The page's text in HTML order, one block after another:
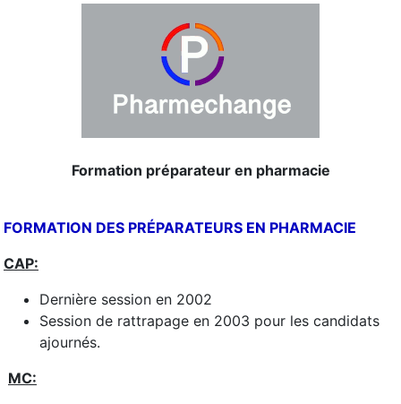
Formation préparateur en pharmacie
FORMATION DES PRÉPARATEURS EN PHARMACIE
CAP:
Dernière session en 2002
Session de rattrapage en 2003 pour les candidats
ajournés.
MC: